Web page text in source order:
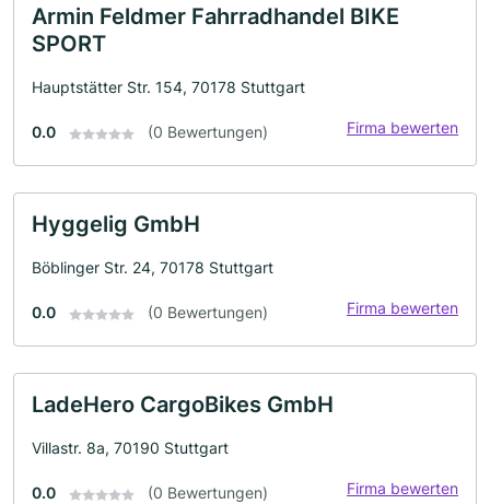
Armin Feldmer Fahrradhandel BIKE
SPORT
Hauptstätter Str. 154, 70178 Stuttgart
0.0 (0 Bewertungen) Firma bewerten
Hyggelig GmbH
Böblinger Str. 24, 70178 Stuttgart
0.0 (0 Bewertungen) Firma bewerten
LadeHero CargoBikes GmbH
Villastr. 8a, 70190 Stuttgart
0.0 (0 Bewertungen) Firma bewerten